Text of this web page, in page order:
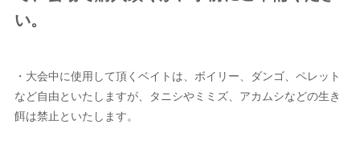
い。
・大会中に使用して頂くベイトは、ボイリー、ダンゴ、ペレット
など自由といたしますが、タニシやミミズ、アカムシなどの生き
餌は禁止といたします。